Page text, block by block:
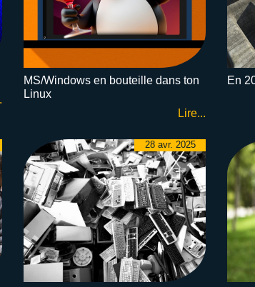
MS/Windows en bouteille dans ton
Linux
Lire...
En
28 avr. 2025